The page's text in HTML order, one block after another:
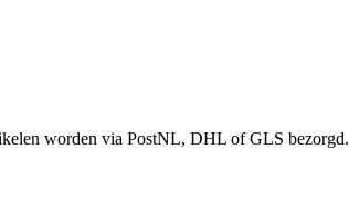
worden via PostNL, DHL of GLS bezorgd.